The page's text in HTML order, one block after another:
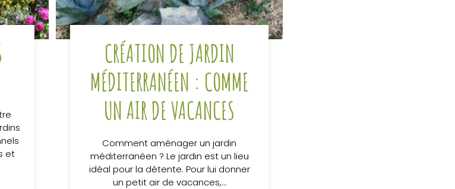
et
CRÉATION DE JARDIN
MÉDITERRANÉEN : COMME
UN AIR DE VACANCES
Comment aménager un jardin
méditerranéen ? Le jardin est un lieu
idéal pour la détente. Pour lui donner
un petit air de vacances,…